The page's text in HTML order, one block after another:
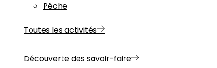
Pêche
Toutes les activités
Découverte des savoir-faire